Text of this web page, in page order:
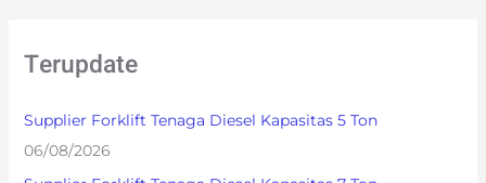
c
f
o
Terupdate
Supplier Forklift Tenaga Diesel Kapasitas 5 Ton
06/08/2026